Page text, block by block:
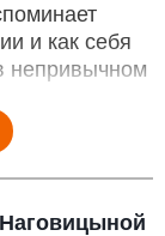
и как себя
непривычном